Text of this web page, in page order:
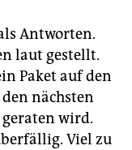
Antworten.
laut gestellt.
Paket auf den
nächsten
geraten wird.
Viel zu